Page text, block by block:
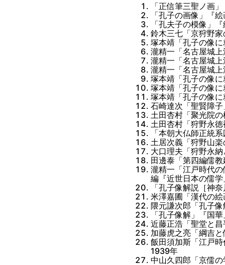
「正信筆三聖ノ画
「孔子の画像」『
「孔夫子の模像」
鈴木三七「京狩野
塚本靖「孔子の像
瀧精一「名古屋城
瀧精一「名古屋城
瀧精一「名古屋城
塚本靖「孔子の像
塚本靖「孔子の像
塚本靖「孔子の像
石崎達次「聖賢障
土田杏村「聚光院
土田杏村「狩野永
「本朝大仏師正統
土居次義「狩野山
大口理夫「狩野永
田邊泰「第四編儒
瀧精一「江戸時代
編『近世日本の儒
「孔子像解説［神
米澤嘉圃「漢代の
隈元謙次郎「孔子
「孔子像解」『国
近藤正浩「聖堂と
加藤虎之亮「綱吉
飯田須加斯「江戸
1939年
中山久四郎「京儒